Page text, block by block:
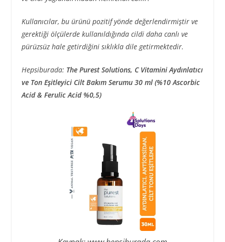
Kullanıcılar, bu ürünü pozitif yönde değerlendirmiştir ve
gerektiği ölçülerde kullanıldığında cildi daha canlı ve
pürüzsüz hale getirdiğini sıklıkla dile getirmektedir.
Hepsiburada: The Purest Solutions, C Vitamini Aydınlatıcı
ve Ton Eşitleyici Cilt Bakım Serumu 30 ml (%10 Ascorbic
Acid & Ferulic Acid %0,5)